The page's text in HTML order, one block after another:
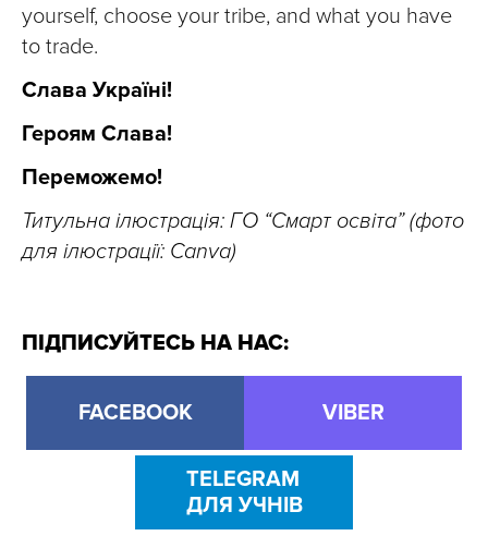
yourself, choose your tribe, and what you have
to trade.
Слава Україні!
Героям Слава!
Переможемо!
Титульна ілюстрація: ГО “Смарт освіта” (фото
для ілюстрації: Canva)
ПІДПИСУЙТЕСЬ НА НАС:
FACEBOOK VIBER
TELEGRAM
ДЛЯ УЧНІВ